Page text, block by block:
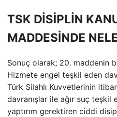
TSK DİSİPLİN
MADDESİNDE
Sonuç olarak; 20. maddenin
Hizmete engel teşkil eden
Türk Silahlı Kuvvetlerinin
davranışlar ile ağır suç teşkil
yaptırım gerektiren ciddi